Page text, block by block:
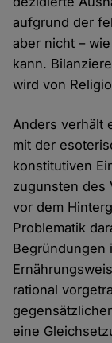
aufgrund der
aber nicht –
kann.
wird von
Anders verhält
mit der
konstitutiven
zugunsten des
vor dem
Problematik
Begründungen
rational
eine